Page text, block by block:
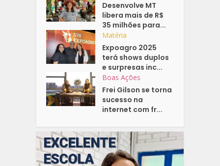
Desenvolve MT
libera mais de R$
35 milhões para...
Matéria
Expoagro 2025
terá shows duplos
e surpresas inc...
Boas Ações
Frei Gilson se torna
sucesso na
internet com fr...